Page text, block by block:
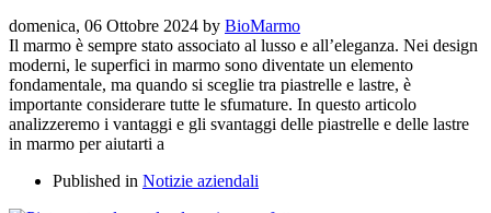
domenica, 06 Ottobre 2024 by BioMarmo
Il marmo è sempre stato associato al lusso e all’eleganza. Nei design
moderni, le superfici in marmo sono diventate un elemento
fondamentale, ma quando si sceglie tra piastrelle e lastre, è
importante considerare tutte le sfumature. In questo articolo
analizzeremo i vantaggi e gli svantaggi delle piastrelle e delle lastre
in marmo per aiutarti a
Published in Notizie aziendali